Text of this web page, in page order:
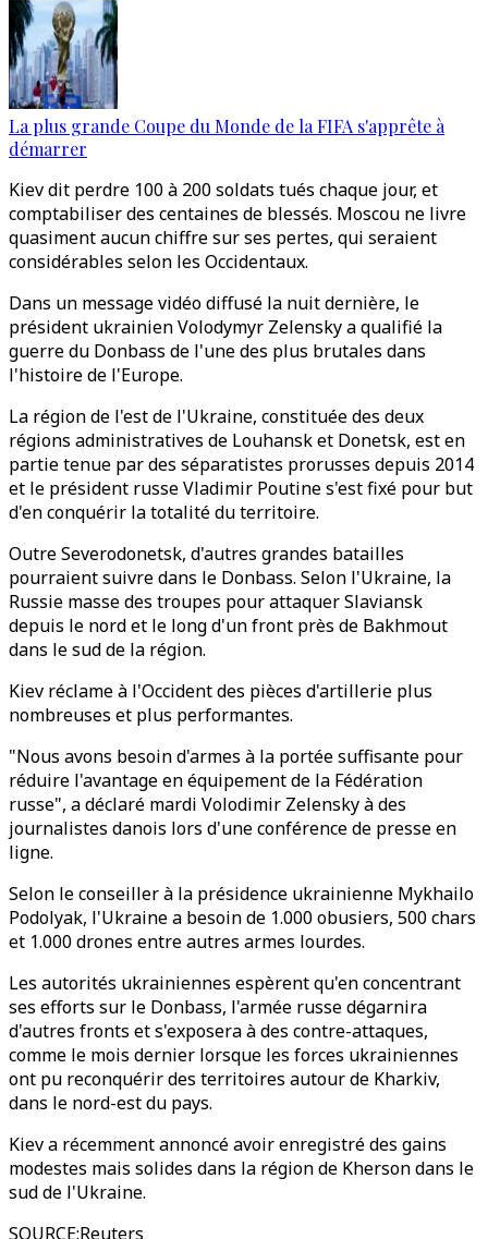
La plus grande Coupe du Monde de la FIFA s'apprête à
démarrer
Kiev dit perdre 100 à 200 soldats tués chaque jour, et
comptabiliser des centaines de blessés. Moscou ne livre
quasiment aucun chiffre sur ses pertes, qui seraient
considérables selon les Occidentaux.
Dans un message vidéo diffusé la nuit dernière, le
président ukrainien Volodymyr Zelensky a qualifié la
guerre du Donbass de l'une des plus brutales dans
l'histoire de l'Europe.
La région de l'est de l'Ukraine, constituée des deux
régions administratives de Louhansk et Donetsk, est en
partie tenue par des séparatistes prorusses depuis 2014
et le président russe Vladimir Poutine s'est fixé pour but
d'en conquérir la totalité du territoire.
Outre Severodonetsk, d'autres grandes batailles
pourraient suivre dans le Donbass. Selon l'Ukraine, la
Russie masse des troupes pour attaquer Slaviansk
depuis le nord et le long d'un front près de Bakhmout
dans le sud de la région.
Kiev réclame à l'Occident des pièces d'artillerie plus
nombreuses et plus performantes.
"Nous avons besoin d'armes à la portée suffisante pour
réduire l'avantage en équipement de la Fédération
russe", a déclaré mardi Volodimir Zelensky à des
journalistes danois lors d'une conférence de presse en
ligne.
Selon le conseiller à la présidence ukrainienne Mykhailo
Podolyak, l'Ukraine a besoin de 1.000 obusiers, 500 chars
et 1.000 drones entre autres armes lourdes.
Les autorités ukrainiennes espèrent qu'en concentrant
ses efforts sur le Donbass, l'armée russe dégarnira
d'autres fronts et s'exposera à des contre-attaques,
comme le mois dernier lorsque les forces ukrainiennes
ont pu reconquérir des territoires autour de Kharkiv,
dans le nord-est du pays.
Kiev a récemment annoncé avoir enregistré des gains
modestes mais solides dans la région de Kherson dans le
sud de l'Ukraine.
SOURCE:Reuters